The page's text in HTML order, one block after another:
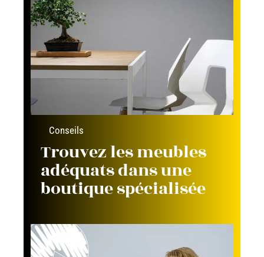
Conseils
Trouvez les meubles
adéquats dans une
boutique spécialisée